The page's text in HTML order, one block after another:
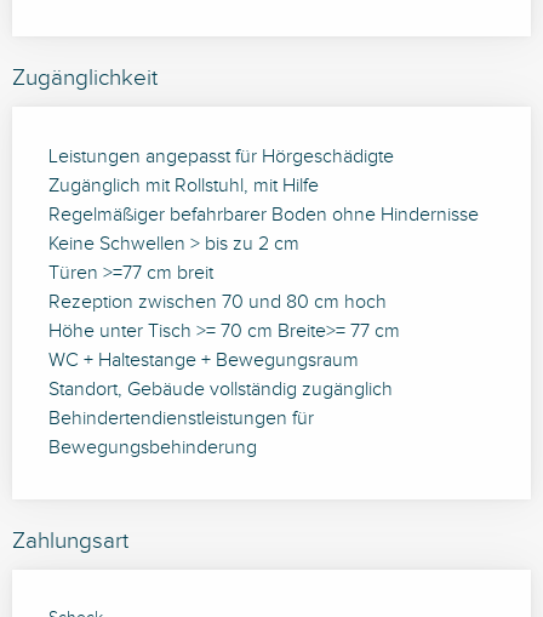
Zugänglichkeit
Leistungen angepasst für Hörgeschädigte
Zugänglich mit Rollstuhl, mit Hilfe
Regelmäßiger befahrbarer Boden ohne Hindernisse
Keine Schwellen > bis zu 2 cm
Türen >=77 cm breit
Rezeption zwischen 70 und 80 cm hoch
Höhe unter Tisch >= 70 cm Breite>= 77 cm
WC + Haltestange + Bewegungsraum
Standort, Gebäude vollständig zugänglich
Behindertendienstleistungen für
Bewegungsbehinderung
Zahlungsart